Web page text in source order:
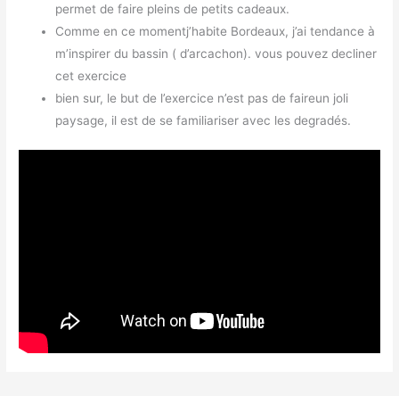
permet de faire pleins de petits cadeaux.
Comme en ce momentj’habite Bordeaux, j’ai tendance à
m’inspirer du bassin ( d’arcachon). vous pouvez decliner
cet exercice
bien sur, le but de l’exercice n’est pas de faireun joli
paysage, il est de se familiariser avec les degradés.